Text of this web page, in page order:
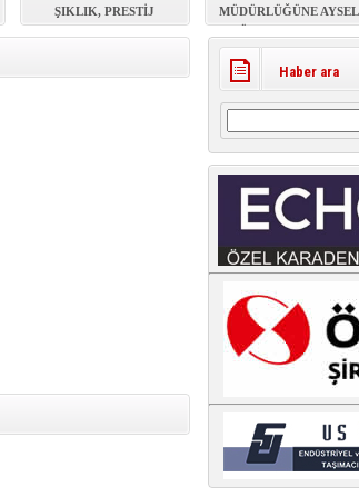
ŞIKLIK, PRESTİJ
MÜDÜRLÜĞÜNE AYSEL
Haber ara
Arama: